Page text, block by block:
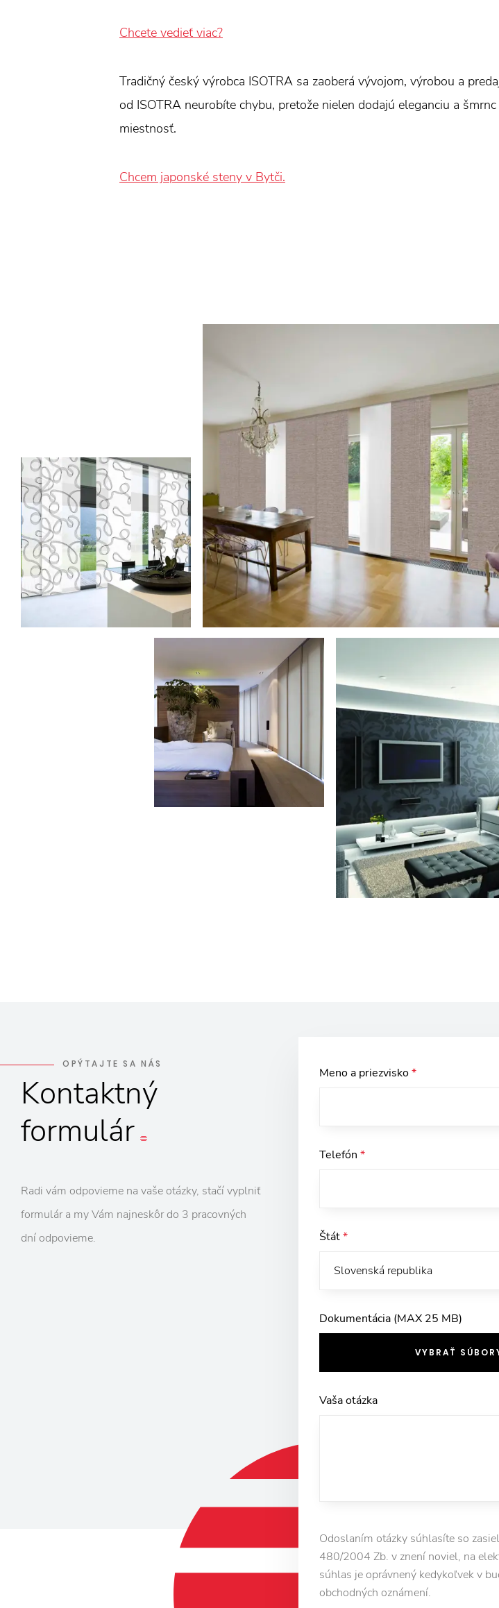
Chcete vedieť viac?
Tradičný český výrobca ISOTRA sa zaoberá vývojom, výrobou a
od ISOTRA neurobíte chybu, pretože nielen dodajú eleganciu a
miestnosť.
Chcem japonské steny v Bytči.
OPÝTAJTE SA NÁS
Kontaktný
formulár
Radi vám odpovieme na vaše otázky, stačí vyplniť
formulár a my Vám najneskôr do 3 pracovných
dní odpovieme.
Meno a priezvisko*
Telefón *
Štát*
Dokumentácia (MAX 25 MB)
VYBRAŤ
Vaša otázka
Odoslaním otázky súhlasíte so
480/2004 Zb. v znení noviel, na
súhlas je oprávnený kedykoľvek v
obchodných oznámení.